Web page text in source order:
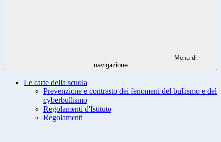
Menu di
navigazione
Le carte della scuola
Prevenzione e contrasto dei fenomeni del bullismo e del
cyberbullismo
Regolamenti d'Istituto
Regolamenti